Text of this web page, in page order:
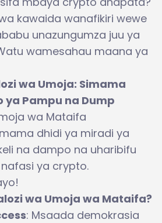
kawaida wanafikiri wewe
unazungumza juu ya
wamesahau maana ya
wa Umoja: Simama
ya Pampu na Dump
wa Mataifa
dhidi ya miradi ya
na dampo na uharibifu
ya crypto.
wa Umoja wa Mataifa?
: Msaada demokrasia